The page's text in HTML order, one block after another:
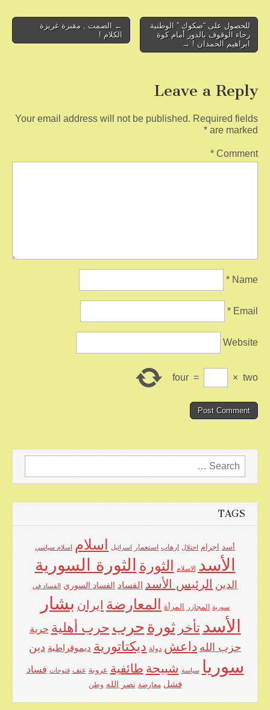
o
k
Post
navigation
← الصمت , مقبرة غريزة
الكلام !
للحصول على “صكوك ” الوطنية
رجاء الوقوف بالدور أمام كوة
ابراهيم الحمدان ! →
Leave a Reply
Your email address will not be published. Required fields
are marked
*
Comment
*
Name
*
Email
*
Website
two
×
=
four
Search
for:
TAGS
أسد اجرام احتلال ارهاب استعمار اسرائيل اسلام اسلام سياسي
الأسد الاسلام الثورة الثورة السورية
الدين الرئيس الأسد الفساد الفساد السوري الفساد في
سورية المجازر المرأة المعارضة ايران بشار
الأسد تأخر ثورة حرب حرب أهلية حرية
حزب الله داعش دولة ديكتاتورية ديموقراطية دين
سوريا سياسة شبيحة طائفية عروبة عنف فتوحات فساد
فشل معارضة نصر الله وطن